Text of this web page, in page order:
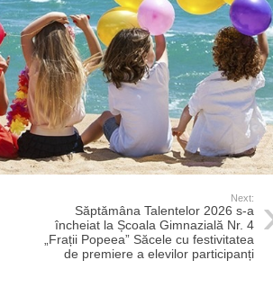
Next:
Săptămâna Talentelor 2026 s‑a
încheiat la Școala Gimnazială Nr. 4
„Frații Popeea” Săcele cu festivitatea
de premiere a elevilor participanți